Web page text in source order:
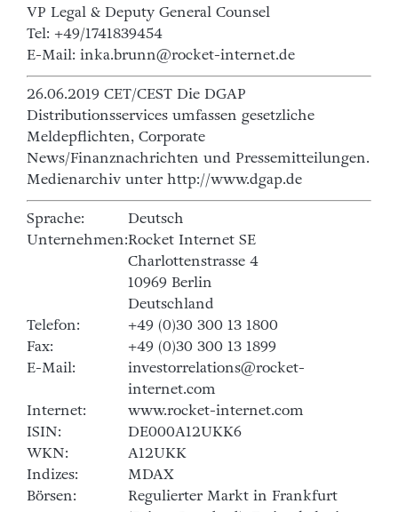
VP Legal & Deputy General Counsel
Tel: +49/1741839454
E-Mail: inka.brunn@rocket-internet.de
26.06.2019 CET/CEST Die DGAP
Distributionsservices umfassen gesetzliche
Meldepflichten, Corporate
News/Finanznachrichten und Pressemitteilungen.
Medienarchiv unter http://www.dgap.de
Sprache:
Deutsch
Unternehmen:Rocket Internet SE
Charlottenstrasse 4
10969 Berlin
Deutschland
Telefon:
+49 (0)30 300 13 1800
Fax:
+49 (0)30 300 13 1899
E-Mail:
investorrelations@rocket-
internet.com
Internet:
www.rocket-internet.com
ISIN:
DE000A12UKK6
WKN:
A12UKK
Indizes:
MDAX
Börsen:
Regulierter Markt in Frankfurt